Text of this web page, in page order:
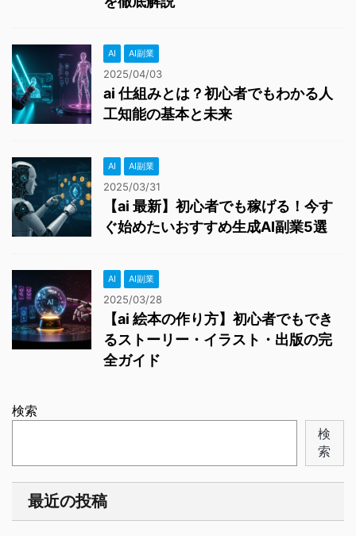
AI AI副業
2025/04/03
ai 仕組みとは？初心者でもわかる人
工知能の基本と未来
AI AI副業
2025/03/31
【ai 最新】初心者でも稼げる！今す
ぐ始めたいおすすめ生成AI副業5選
AI AI副業
2025/03/28
【ai 絵本の作り方】初心者でもでき
るストーリー・イラスト・出版の完
全ガイド
検索
検
索
最近の投稿